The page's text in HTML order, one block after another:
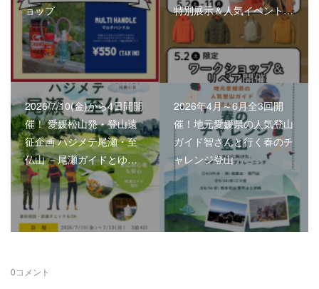
ョップ
特別展示＆人気イベント…
2026/7/10(金)から4日間開
催！ 愛媛松山発・登山遠
征企画 ハジメテ尾瀬・至
仏山 －尾瀬ガイドとゆ…
2026年4月～6月全3回開
催！地元愛媛県の人気登山
ガイド智さんと行く春のチ
ャレンジ登山
0コメント